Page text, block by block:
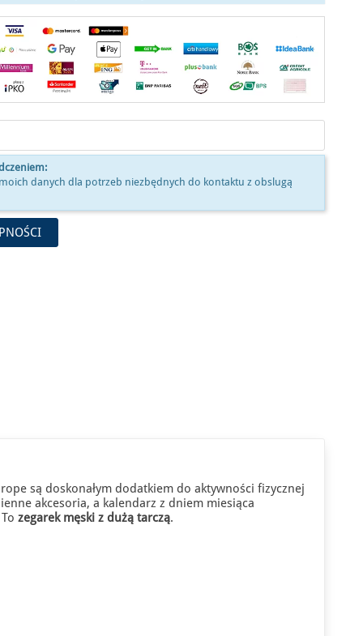
danych dla potrzeb niezbędnych do kontaktu z obslugą
są doskonałym dodatkiem do aktywności fizycznej
akcesoria, a kalendarz z dniem miesiąca
zegarek męski z dużą tarczą.